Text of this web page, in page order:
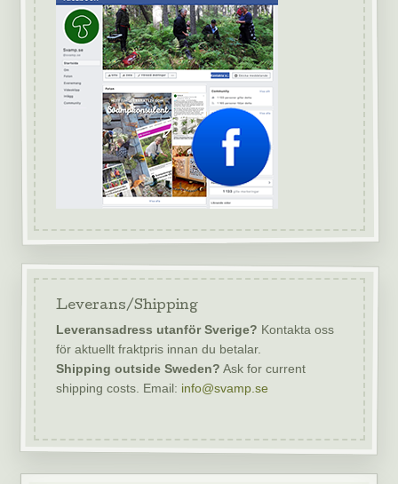
Leverans/Shipping
Leveransadress utanför Sverige? Kontakta oss
för aktuellt fraktpris innan du betalar.
Shipping outside Sweden? Ask for current
shipping costs. Email: info@svamp.se